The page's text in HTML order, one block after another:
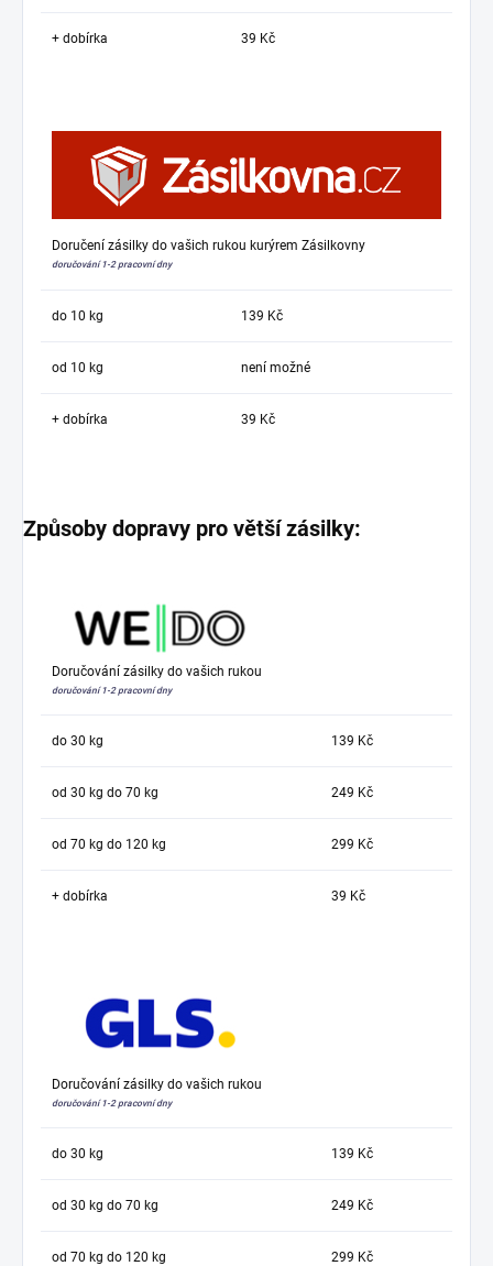
+ dobírka 39 Kč
Doručení zásilky do vašich rukou kurýrem Zásilkovny
doručování 1-2 pracovní dny
do 10 kg 139 Kč
od 10 kg není možné
+ dobírka 39 Kč
Způsoby dopravy pro větší zásilky:
Doručování zásilky do vašich rukou
doručování 1-2 pracovní dny
do 30 kg 139 Kč
od 30 kg do 70 kg 249 Kč
od 70 kg do 120 kg 299 Kč
+ dobírka 39 Kč
Doručování zásilky do vašich rukou
doručování 1-2 pracovní dny
do 30 kg 139 Kč
od 30 kg do 70 kg 249 Kč
od 70 kg do 120 kg 299 Kč